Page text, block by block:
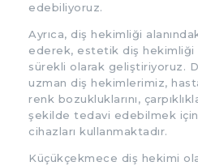
edebiliyoruz.
Ayrıca, diş hekimliği
ederek, estetik diş
sürekli olarak geliştiriyoruz.
uzman diş hekimlerimiz,
renk bozukluklarını,
şekilde tedavi edebilmek
cihazları kullanmaktadır.
Küçükçekmece diş hekimi